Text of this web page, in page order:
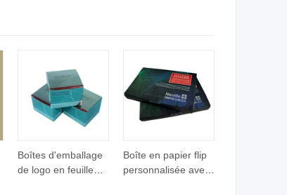
personnalisée,
rectangulaire ou
imprimé pour
médailles, pièces et
porte-clés
promotionnels
haute qualité en
gros, boîte cadeau
pour bijoux de
mode, boucles
d'oreilles, bague,
bracelet, collier à
vendre
Boîtes d'emballage
de logo en feuille
Boîte en papier flip
personnalisée avec